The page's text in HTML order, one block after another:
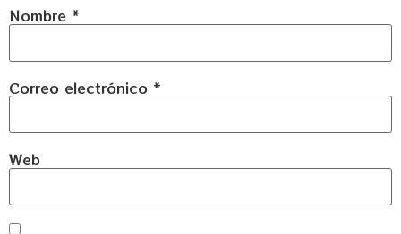
Nombre *
Correo electrónico *
Web